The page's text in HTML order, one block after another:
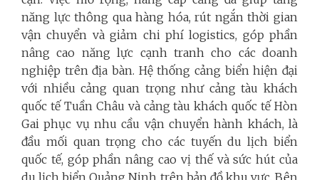
năng lực thông qua hàng hóa, rút ngắn thời gian
vận chuyển và giảm chi phí logistics, góp phần
nâng cao năng lực cạnh tranh cho các doanh
nghiệp trên địa bàn. Hệ thống cảng biển hiện đại
với nhiều cảng quan trọng như cảng tàu khách
quốc tế Tuần Châu và cảng tàu khách quốc tế Hòn
Gai phục vụ nhu cầu vận chuyển hành khách, là
đầu mối quan trọng cho các tuyến du lịch biển
quốc tế, góp phần nâng cao vị thế và sức hút của
du lịch biển Quảng Ninh trên bản đồ khu vực. Bên